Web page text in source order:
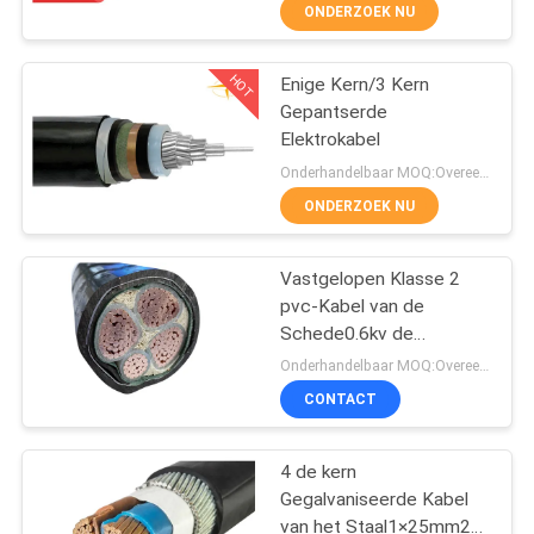
FABRIEKSREIS
KWALITEITSCONTROLE
ONS
NIEUWS
EEN
pvc geïsoleerde
kabels
elektrische kabel
draad
197
ONDERZOEK NU
HOT
Enige Kern/3 Kern
Gepantserde
Elektrokabel
ONDERZOEK NU
Vastgelopen Klasse 2
pvc-Kabel van de
Schede0.6kv de
Gepantserde Macht
Onderhandelbaar MOQ:Overeen te komen
CONTACT
4 de kern
Gegalvaniseerde Kabel
van het Staal1×25mm2